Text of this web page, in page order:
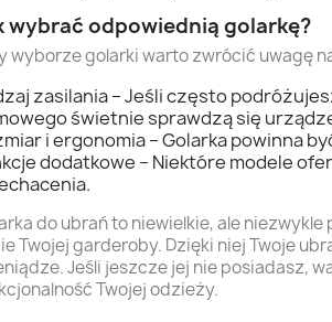
wybrać odpowiednią golarkę?
wyborze golarki warto zwrócić uwagę
zasilania – Jeśli często
świetnie sprawdzą się
i ergonomia – Golarka powinna
dodatkowe – Niektóre modele
do ubrań to niewielkie, ale
Twojej garderoby. Dzięki niej Twoje
Jeśli jeszcze jej nie posiadasz,
Twojej odzieży.